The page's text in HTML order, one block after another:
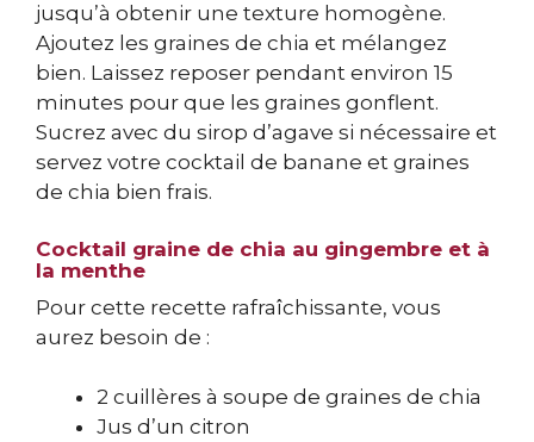
jusqu’à obtenir une texture homogène.
Ajoutez les graines de chia et mélangez
bien. Laissez reposer pendant environ 15
minutes pour que les graines gonflent.
Sucrez avec du sirop d’agave si nécessaire et
servez votre cocktail de banane et graines
de chia bien frais.
Cocktail graine de chia au gingembre et à
la menthe
Pour cette recette rafraîchissante, vous
aurez besoin de :
2 cuillères à soupe de graines de chia
Jus d’un citron